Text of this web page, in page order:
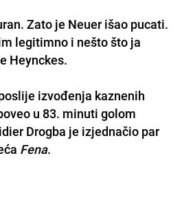
Zato je Neuer išao pucati.
legitimno i nešto što ja
Heynckes.
izvođenja kaznenih
u 83. minuti golom
Drogba je izjednačio par
Fena.